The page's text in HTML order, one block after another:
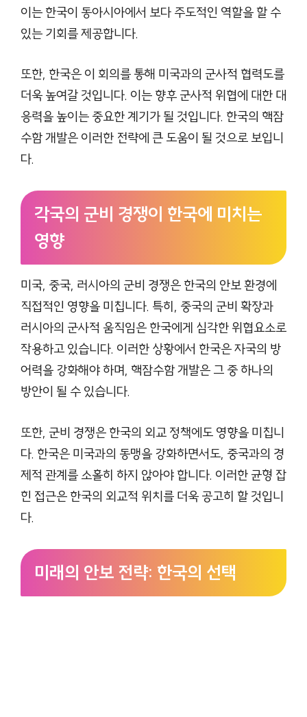
이는 한국이 동아시아에서 보다 주도적인 역할을 할 수
있는 기회를 제공합니다.
또한, 한국은 이 회의를 통해 미국과의 군사적 협력도를
더욱 높여갈 것입니다. 이는 향후 군사적 위협에 대한 대
응력을 높이는 중요한 계기가 될 것입니다. 한국의 핵잠
수함 개발은 이러한 전략에 큰 도움이 될 것으로 보입니
다.
각국의 군비 경쟁이 한국에 미치는
영향
미국, 중국, 러시아의 군비 경쟁은 한국의 안보 환경에
직접적인 영향을 미칩니다. 특히, 중국의 군비 확장과
러시아의 군사적 움직임은 한국에게 심각한 위협요소로
작용하고 있습니다. 이러한 상황에서 한국은 자국의 방
어력을 강화해야 하며, 핵잠수함 개발은 그 중 하나의
방안이 될 수 있습니다.
또한, 군비 경쟁은 한국의 외교 정책에도 영향을 미칩니
다. 한국은 미국과의 동맹을 강화하면서도, 중국과의 경
제적 관계를 소홀히 하지 않아야 합니다. 이러한 균형 잡
힌 접근은 한국의 외교적 위치를 더욱 공고히 할 것입니
다.
미래의 안보 전략: 한국의 선택